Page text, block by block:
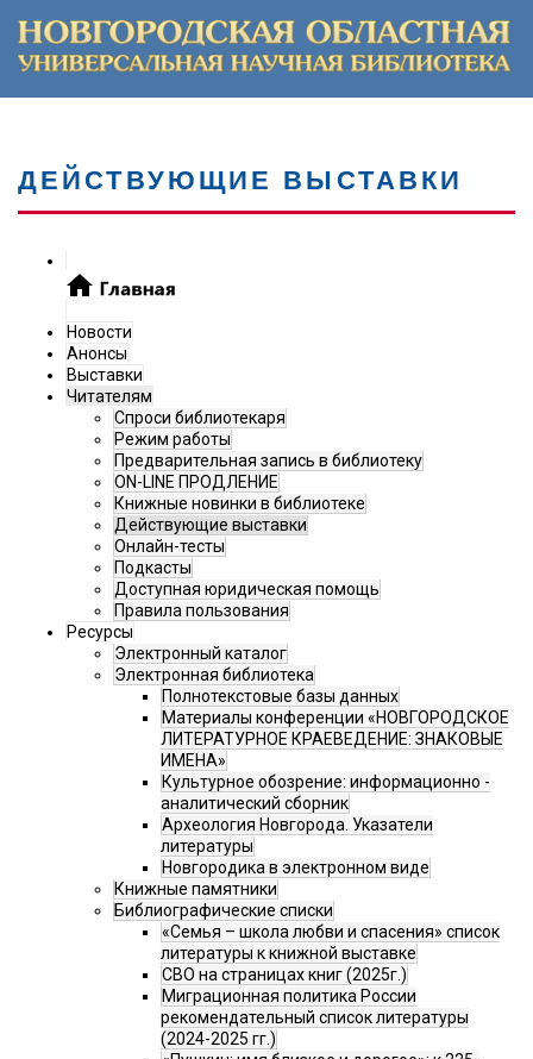
ДЕЙСТВУЮЩИЕ ВЫСТАВКИ
Новости
Анонсы
Выставки
Читателям
Спроси библиотекаря
Режим работы
Предварительная запись в библиотеку
ON-LINE ПРОДЛЕНИЕ
Книжные новинки в библиотеке
Действующие выставки
Онлайн-тесты
Подкасты
Доступная юридическая помощь
Правила пользования
Ресурсы
Электронный каталог
Электронная библиотека
Полнотекстовые базы данных
Материалы конференции «НОВГОРОДСКОЕ
ЛИТЕРАТУРНОЕ КРАЕВЕДЕНИЕ: ЗНАКОВЫЕ
ИМЕНА»
Культурное обозрение: информационно -
аналитический сборник
Археология Новгорода. Указатели
литературы
Новгородика в электронном виде
Книжные памятники
Библиографические списки
«Семья – школа любви и спасения» список
литературы к книжной выставке
СВО на страницах книг (2025г.)
Миграционная политика России
рекомендательный список литературы
(2024-2025 гг.)